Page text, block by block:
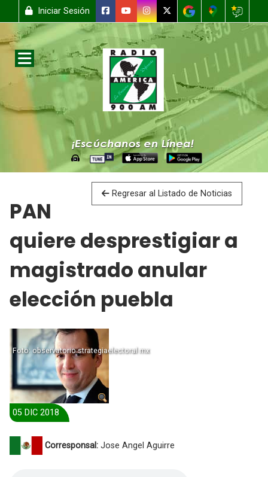
Iniciar Sesión
Regresar al Listado de Noticias
PAN
quiere desprestigiar a
magistrado anular
elección puebla
Foto: observatorio strategiaelectoral mx
05 DIC 2018
Corresponsal: Jose Angel Aguirre